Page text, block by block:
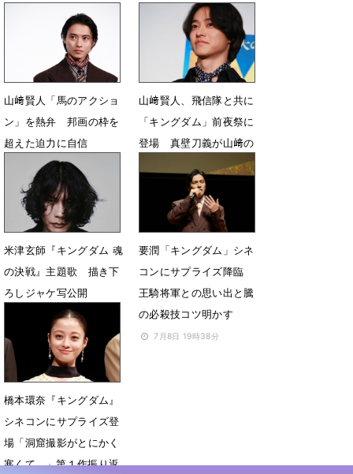
7月17日 20時54分
感を出したくない」
7月17日 20時24分
山﨑賢人「馬のアクショ
ン」を熱弁 邦画の枠を
超えた迫力に自信
7月17日 19時48分
山﨑賢人、飛信隊と共に
「キングダム」前夜祭に
登場 真壁刀義が山﨑の
7月17日 07時00分
米津玄師『キングダム 魂
の決戦』主題歌 描き下
ろしジャケ写公開
7月13日 00時03分
要潤「キングダム」シネ
コンにサプライズ降臨
王騎将軍との思い出と騰
の必殺技コツ明かす
7月8日 19時38分
橋本環奈『キングダム』
シネコンにサプライズ登
場「洞窟撮影がとにかく
寒くて...」第１作振り返